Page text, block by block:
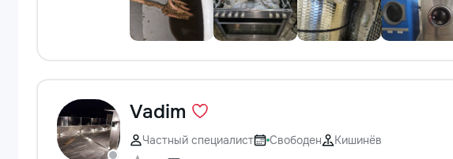
Vadim
Частный специалист Свободен Кишинёв